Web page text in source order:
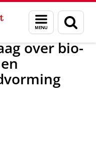
Menu
en
zoeken
Nieuws
over bio-